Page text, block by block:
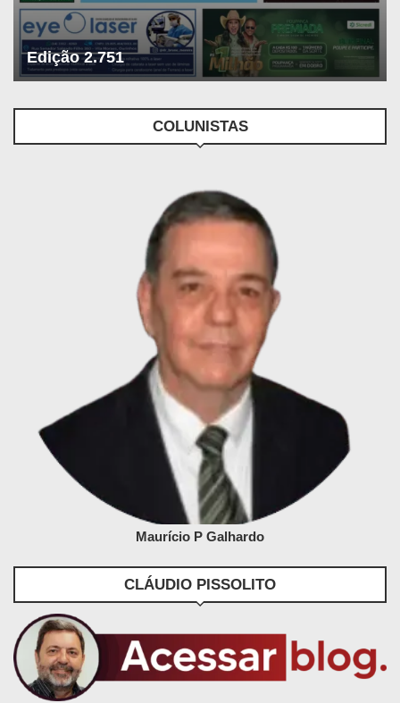
Edição 2.751
COLUNISTAS
Maurício P Galhardo
CLÁUDIO PISSOLITO